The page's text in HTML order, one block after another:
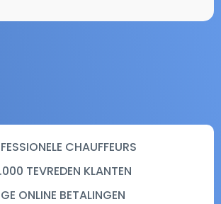
CHAUFFEURS
TEVREDEN KLANTEN
ONLINE BETALINGEN